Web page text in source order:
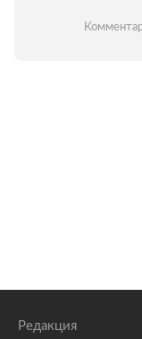
Редакция